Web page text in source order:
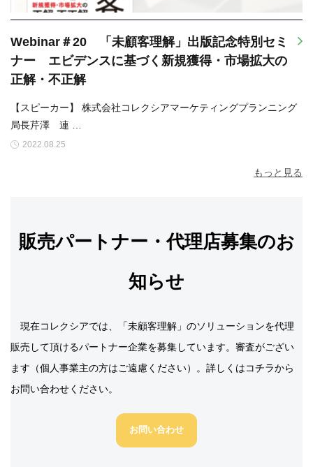
Webinar＃20 「未顧客理解」出版記念特別セミ
ナー エビデンスに基づく新規獲得・市場拡大の
正解・不正解
【スピーカー】 株式会社コレクシアマーケティングプランニング
局長芹澤 連 …
2022.08.25
もっと見る
販売パートナー・代理店募集のお
知らせ
現在コレクシアでは、「未顧客理解」のソリューションを代理
販売して頂けるパートナー企業を募集しています。審査がござい
ます（個人事業主の方はご遠慮ください）。詳しくはコチラから
お問い合わせください。
お問い合わせ